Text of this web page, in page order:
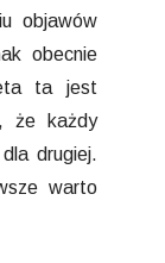
objawów
obecnie
ta jest
że każdy
drugiej.
warto